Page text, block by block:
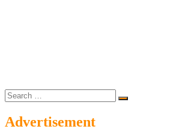
Search
…
Advertisement